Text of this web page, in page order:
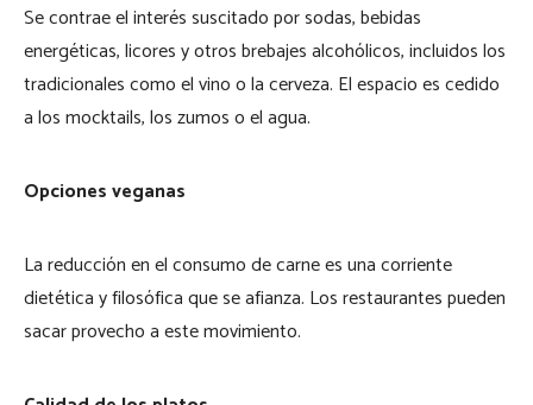
Se contrae el interés suscitado por sodas, bebidas
energéticas, licores y otros brebajes alcohólicos, incluidos los
tradicionales como el vino o la cerveza. El espacio es cedido
a los mocktails, los zumos o el agua.
Opciones veganas
La reducción en el consumo de carne es una corriente
dietética y filosófica que se afianza. Los restaurantes pueden
sacar provecho a este movimiento.